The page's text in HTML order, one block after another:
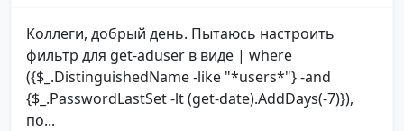
Коллеги, добрый день. Пытаюсь настроить
фильтр для get-aduser в виде | where
({$_.DistinguishedName -like "*users*"} -and
{$_.PasswordLastSet -lt (get-date).AddDays(-7)}),
по...